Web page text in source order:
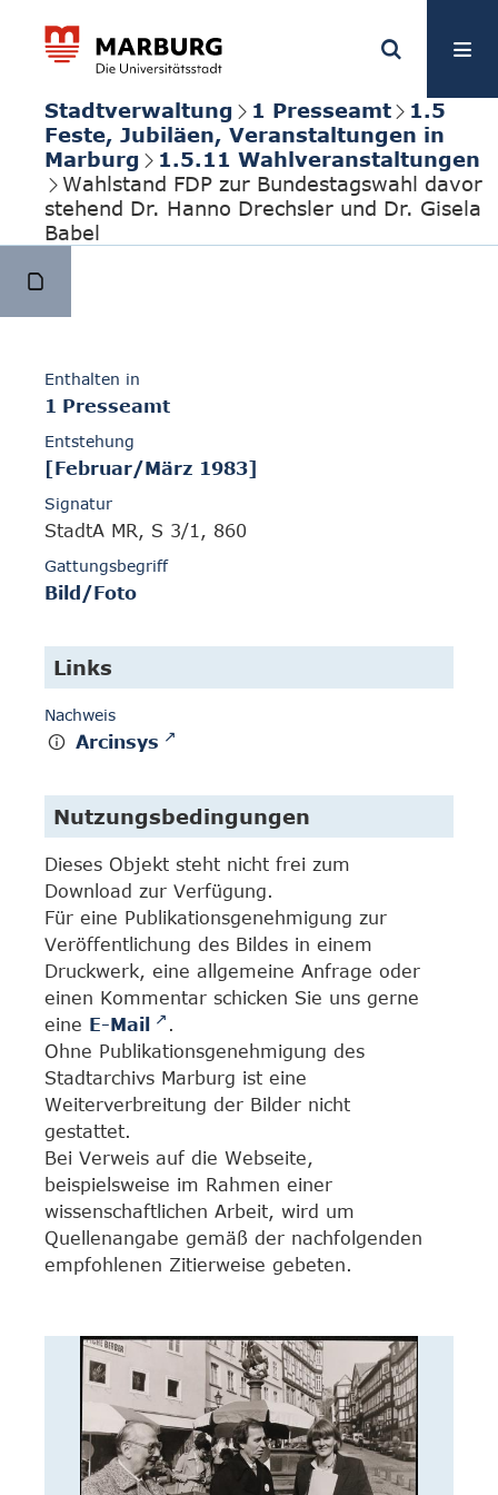
Stadtverwaltung 1 Presseamt
1.5
Feste, Jubiläen, Veranstaltungen in
Marburg
1.5.11 Wahlveranstaltungen
Wahlstand FDP zur Bundestagswahl davor
stehend Dr. Hanno Drechsler und Dr. Gisela
Babel
Enthalten in
1 Presseamt
Entstehung
[Februar/März 1983]
Signatur
StadtA MR, S 3/1, 860
Gattungsbegriff
Bild/Foto
Links
Nachweis
Arcinsys
Nutzungsbedingungen
Dieses Objekt steht nicht frei zum
Download zur Verfügung.
Für eine Publikationsgenehmigung zur
Veröffentlichung des Bildes in einem
Druckwerk, eine allgemeine Anfrage oder
einen Kommentar schicken Sie uns gerne
eine E-Mail
.
Ohne Publikationsgenehmigung des
Stadtarchivs Marburg ist eine
Weiterverbreitung der Bilder nicht
gestattet.
Bei Verweis auf die Webseite,
beispielsweise im Rahmen einer
wissenschaftlichen Arbeit, wird um
Quellenangabe gemäß der nachfolgenden
empfohlenen Zitierweise gebeten.